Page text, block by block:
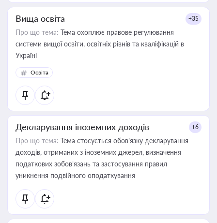
Вища освіта +35
Про що тема: Тема охоплює правове регулювання
системи вищої освіти, освітніх рівнів та кваліфікацій в
Україні
Освіта
Декларування іноземних доходів +6
Про що тема: Тема стосується обов’язку декларування
доходів, отриманих з іноземних джерел, визначення
податкових зобов’язань та застосування правил
уникнення подвійного оподаткування